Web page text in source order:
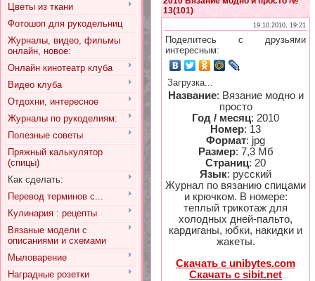
Цветы из ткани
Фотошоп для рукодельниц
Журналы, видео, фильмы
онлайн, новое:
Онлайн кинотеатр клуба
Видео клуба
Отдохни, интересное
Журналы по рукоделиям:
Полезные советы
Пряжный калькулятор
(спицы)
Как сделать:
Перевод терминов с...
Кулинария : рецепты
Вязаные модели с
описаниями и схемами
Мыловарение
Наградные розетки
13(101)
19.10.2010, 19:21
Поделитесь с друзьями
интересным:
Загрузка...
Название: Вязание модно и
просто
Год / месяц: 2010
Номер: 13
Формат: jpg
Размер: 7,3 Мб
Страниц: 20
Язык: русский
Журнал по вязанию спицами
и крючком. В номере:
теплый трикотаж для
холодных дней-пальто,
кардиганы, юбки, накидки и
жакеты.
Скачать с unibytes.com
Скачать с sibit.net